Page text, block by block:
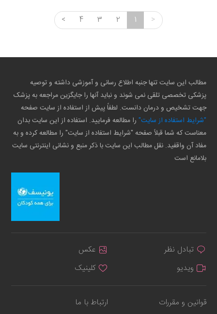
>
1
2
3
4
<
مطالب این سایت تنها جنبه اطلاع رسانی و آموزشی داشته و توصیه
پزشکی تخصصی تلقی نمی شوند و نباید آنها را جایگزین مراجعه به پزشک
جهت تشخیص و درمان دانست. لطفاً پیش از استفاده از سایت صفحه
"شرایط استفاده از سایت" را مطالعه فرمایید. استفاده از این سایت بدان
معناست که شما قبلاً صفحه "شرایط استفاده از سایت" را مطالعه کرده و به
مفاد آن واقفید. نقل مطالب این سایت با ذکر منبع و نشانی اینترنتی سایت
بلامانع است
تبادل نظر
عکس
ویدیو
کلینیک
قوانین و مقررات ارتباط با ما